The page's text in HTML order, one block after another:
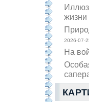
жизни
2026-07-
На